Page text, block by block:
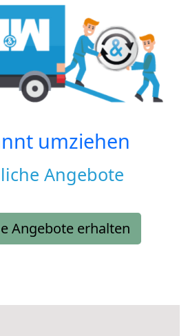
umziehen
Angebote
Angebote erhalten